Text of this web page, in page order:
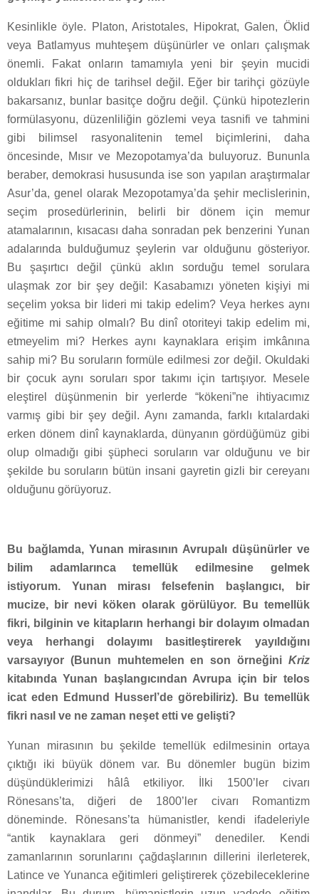
Kesinlikle öyle. Platon, Aristotales, Hipokrat, Galen, Öklid
veya Batlamyus muhteşem düşünürler ve onları çalışmak
önemli. Fakat onların tamamıyla yeni bir şeyin mucidi
oldukları fikri hiç de tarihsel değil. Eğer bir tarihçi gözüyle
bakarsanız, bunlar basitçe doğru değil. Çünkü hipotezlerin
formülasyonu, düzenliliğin gözlemi veya tasnifi ve tahmini
gibi bilimsel rasyonalitenin temel biçimlerini, daha
öncesinde, Mısır ve Mezopotamya’da buluyoruz. Bununla
beraber, demokrasi hususunda ise son yapılan araştırmalar
Asur’da, genel olarak Mezopotamya’da şehir meclislerinin,
seçim prosedürlerinin, belirli bir dönem için memur
atamalarının, kısacası daha sonradan pek benzerini Yunan
adalarında bulduğumuz şeylerin var olduğunu gösteriyor.
Bu şaşırtıcı değil çünkü aklın sorduğu temel sorulara
ulaşmak zor bir şey değil: Kasabamızı yöneten kişiyi mi
seçelim yoksa bir lideri mi takip edelim? Veya herkes aynı
eğitime mi sahip olmalı? Bu dinî otoriteyi takip edelim mi,
etmeyelim mi? Herkes aynı kaynaklara erişim imkânına
sahip mi? Bu soruların formüle edilmesi zor değil. Okuldaki
bir çocuk aynı soruları spor takımı için tartışıyor. Mesele
eleştirel düşünmenin bir yerlerde “kökeni”ne ihtiyacımız
varmış gibi bir şey değil. Aynı zamanda, farklı kıtalardaki
erken dönem dinî kaynaklarda, dünyanın gördüğümüz gibi
olup olmadığı gibi şüpheci soruların var olduğunu ve bir
şekilde bu soruların bütün insani gayretin gizli bir cereyanı
olduğunu görüyoruz.
Bu bağlamda, Yunan mirasının Avrupalı düşünürler ve
bilim adamlarınca temellük edilmesine gelmek
istiyorum. Yunan mirası felsefenin başlangıcı, bir
mucize, bir nevi köken olarak görülüyor. Bu temellük
fikri, bilginin ve kitapların herhangi bir dolayım olmadan
veya herhangi dolayımı basitleştirerek yayıldığını
varsayıyor (Bunun muhtemelen en son örneğini Kriz
kitabında Yunan başlangıcından Avrupa için bir telos
icat eden Edmund Husserl’de görebiliriz). Bu temellük
fikri nasıl ve ne zaman neşet etti ve gelişti?
Yunan mirasının bu şekilde temellük edilmesinin ortaya
çıktığı iki büyük dönem var. Bu dönemler bugün bizim
düşündüklerimizi hâlâ etkiliyor. İlki 1500’ler civarı
Rönesans’ta, diğeri de 1800’ler civarı Romantizm
döneminde. Rönesans’ta hümanistler, kendi ifadeleriyle
“antik kaynaklara geri dönmeyi” denediler. Kendi
zamanlarının sorunlarını çağdaşlarının dillerini ilerleterek,
Latince ve Yunanca eğitimleri geliştirerek çözebileceklerine